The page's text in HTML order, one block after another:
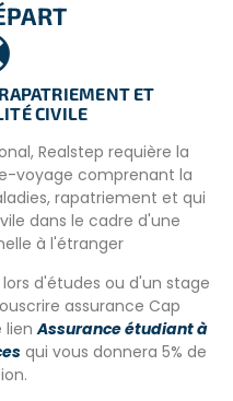
des besoins sur place
des
Les volontaires doivent
être prêts à partager les
unique, avec des
laverie, le Wi-Fiet des
semaine et les week-
à cuisiner
ET
CIVILE
Realstep requière la
voyage comprenant la
rapatriement et qui
dans le cadre d'une
à l'étranger
d'études ou d'un stage
assurance Cap
lienAssurance étudiant à
qui vous donnera 5% de